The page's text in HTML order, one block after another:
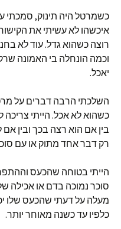
כשמרטל היה תינוק, סמכתי
איכשהו לא עשיתי את
רוצה כשהוא גדל. עוד לא
וכמה הונחלה בי האמונה
יאכל.
השלכתי הרבה דברים על
כשהוא לא אכל. הייתי
בין אם הוא רצה בכך ובין אם
רק דבר אחד מתוק או עם
הייתי בטוחה שהכעס
סוכר נמוכה בדם או אכילה
מעלה על דעתי שהכעס שלו
כלפיו עד כשנה מאוחר יותר.